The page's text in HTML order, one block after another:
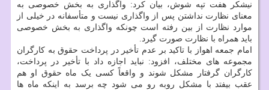
نیشکر هفت تپه شوش، بیان کرد: واگذاری به بخش خصوصی به
معنای نظارت نداشتن پس از واگذاری نیست و متأسفانه در خیلی از
موارد نظارت از بین رفته است چونکه واگذاری به بخش خصوصی
باید همراه با نظارت صورت گیرد.
امام جمعه اهواز با تاکید بر عدم تأخیر در پرداخت حقوق به کارگران
مجموعه های مختلف، افزود: نباید اجازه داد با تأخیر در پرداخت،
کارگران گرفتار مشکل شوند و واقعاً کسی یک ماه حقوق او هم
عقب بیفتد با مشکل روبه رو می شود چه برسد به اینکه ماه ها